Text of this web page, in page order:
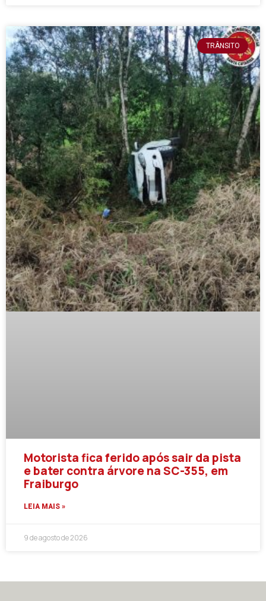
TRÂNSITO
Motorista fica ferido após sair da pista
e bater contra árvore na SC-355, em
Fraiburgo
LEIA MAIS »
9 de agosto de 2026